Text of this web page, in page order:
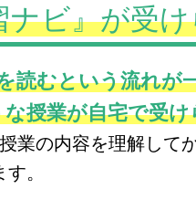
ナビ』が受
むという流れが
授業が自宅で受
の内容を理解して
。